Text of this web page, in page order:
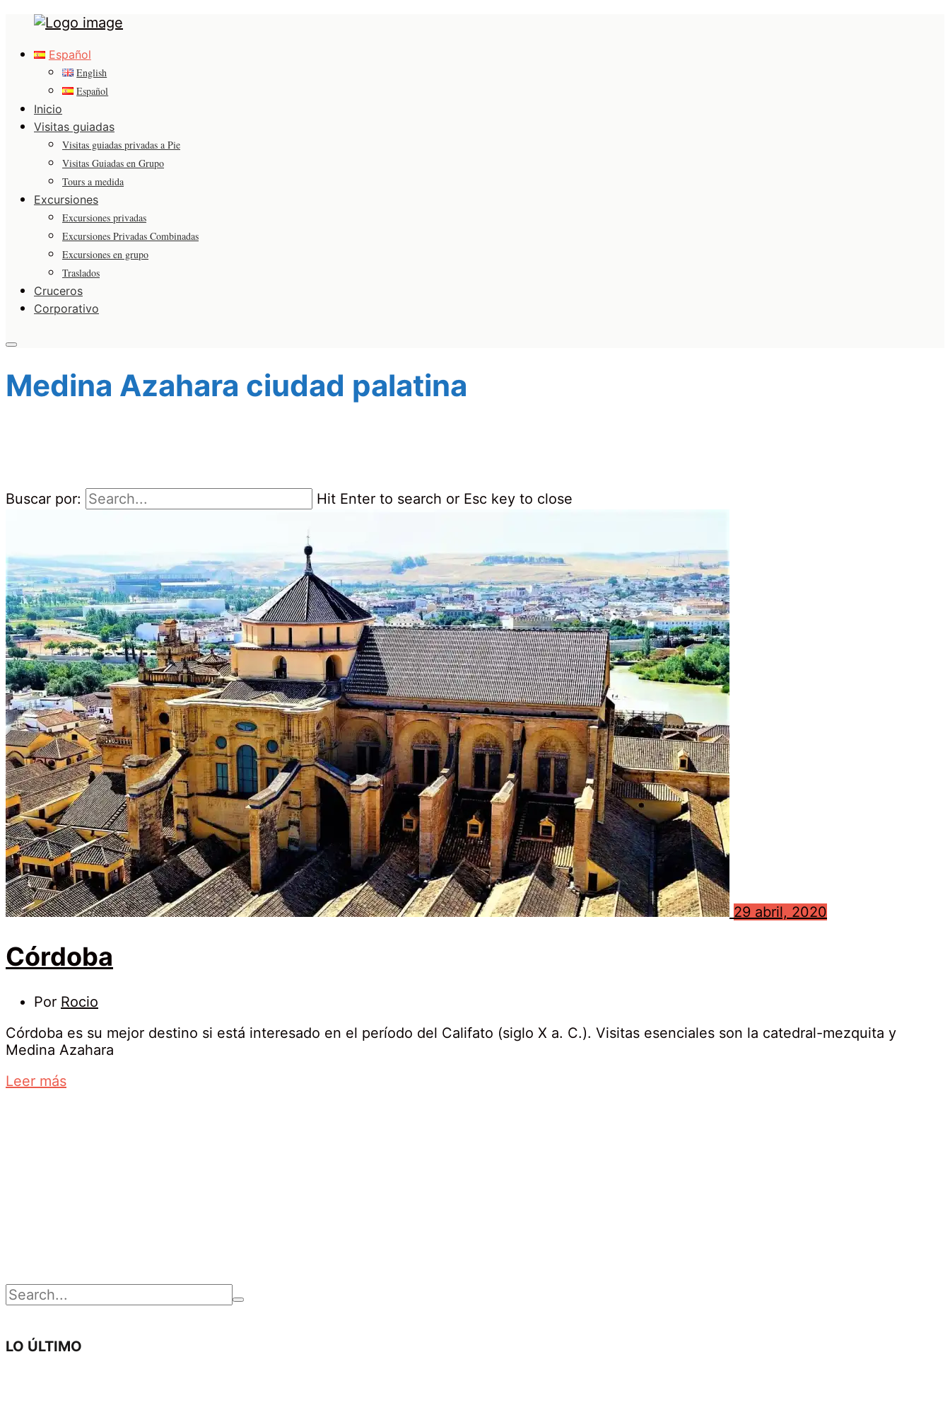
in
Malaga
PrimaryEspañol
English
Español
Inicio
Visitas guiadas
Visitas guiadas privadas a Pie
Visitas Guiadas en Grupo
Tours a medida
Excursiones
Excursiones privadas
Excursiones Privadas Combinadas
Excursiones en grupo
Traslados
Cruceros
Corporativo
Medina Azahara ciudad palatina
Buscar por: Hit Enter to search or Esc key to close
29 abril, 2020
Córdoba
29
2020
Por Rocio
Córdoba
04-
29T15:04:18+02:00
Córdoba es su mejor destino si está interesado en el período del Califato (siglo X a. C.). Visitas esenciales son la catedral-mezquita y
Medina Azahara
Leer másabout
Buscar
por:
LO ÚLTIMO